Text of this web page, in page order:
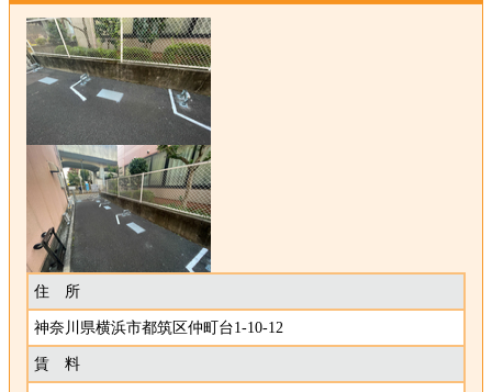
住 所
神奈川県横浜市都筑区仲町台1-10-12
賃 料